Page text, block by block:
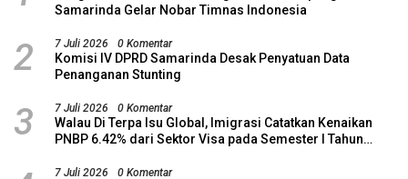
Samarinda Gelar Nobar Timnas Indonesia
2 7 Juli 2026 0 Komentar
Komisi IV DPRD Samarinda Desak Penyatuan Data
Penanganan Stunting
3 7 Juli 2026 0 Komentar
Walau Di Terpa Isu Global, Imigrasi Catatkan Kenaikan
PNBP 6.42% dari Sektor Visa pada Semester I Tahun
7 Juli 2026 0 Komentar